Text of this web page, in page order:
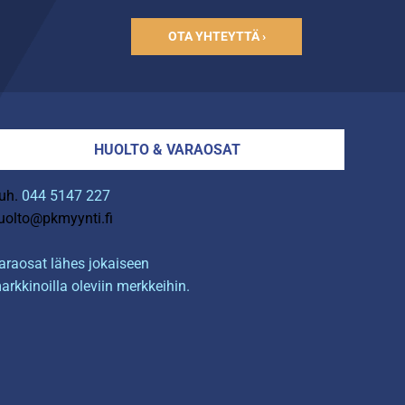
OTA YHTEYTTÄ ›
HUOLTO & VARAOSAT
044 5147 227
lähes jokaiseen
oleviin merkkeihin.